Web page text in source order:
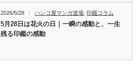
2026/5/28 ハンコ屋マンガ道場 ,印鑑コラム
5月28日は花火の日｜一瞬の感動と、一生
残る印鑑の感動